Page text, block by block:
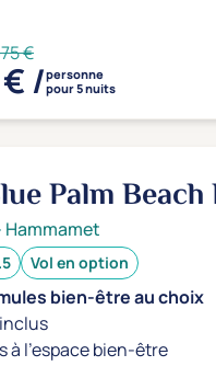
€
/personne
pour 5 nuits
Palm
Hammamet
Vol en option
bien-être au choix
à l'espace bien-être